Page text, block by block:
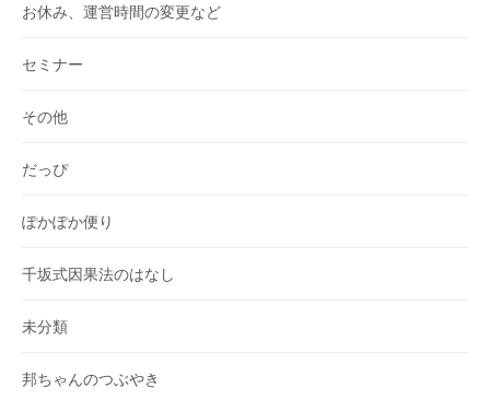
お休み、運営時間の変更など
セミナー
その他
だっぴ
ぽかぽか便り
千坂式因果法のはなし
未分類
邦ちゃんのつぶやき